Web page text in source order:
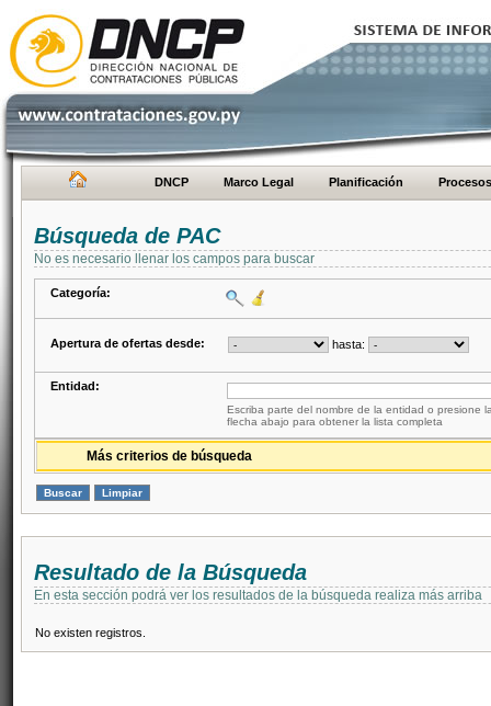
DNCP Marco Legal Planificación Procesos
Búsqueda de PAC
No es necesario llenar los campos para buscar
Categoría:
Apertura de ofertas desde: hasta:
Entidad:
Escriba parte del nombre de la entidad o presione
flecha abajo para obtener la lista completa
Más criterios de búsqueda
Resultado de la Búsqueda
En esta sección podrá ver los resultados de la búsqueda realiza más arriba
No existen registros.